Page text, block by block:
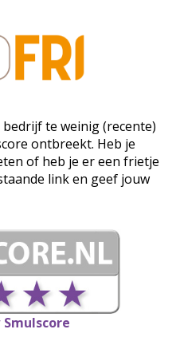
te weinig (recente)
ontbreekt. Heb je
of heb je er een frietje
link en geef jouw